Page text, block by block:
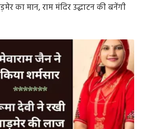
का मान, राम मंदिर उद्घाटन की बनेंगी